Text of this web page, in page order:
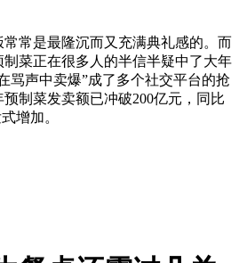
常是最隆沉而又充满典礼感的。而
菜正在很多人的半信半疑中了大年
骂声中卖爆”成了多个社交平台的抢
制菜发卖额已冲破200亿元，同比
增加。